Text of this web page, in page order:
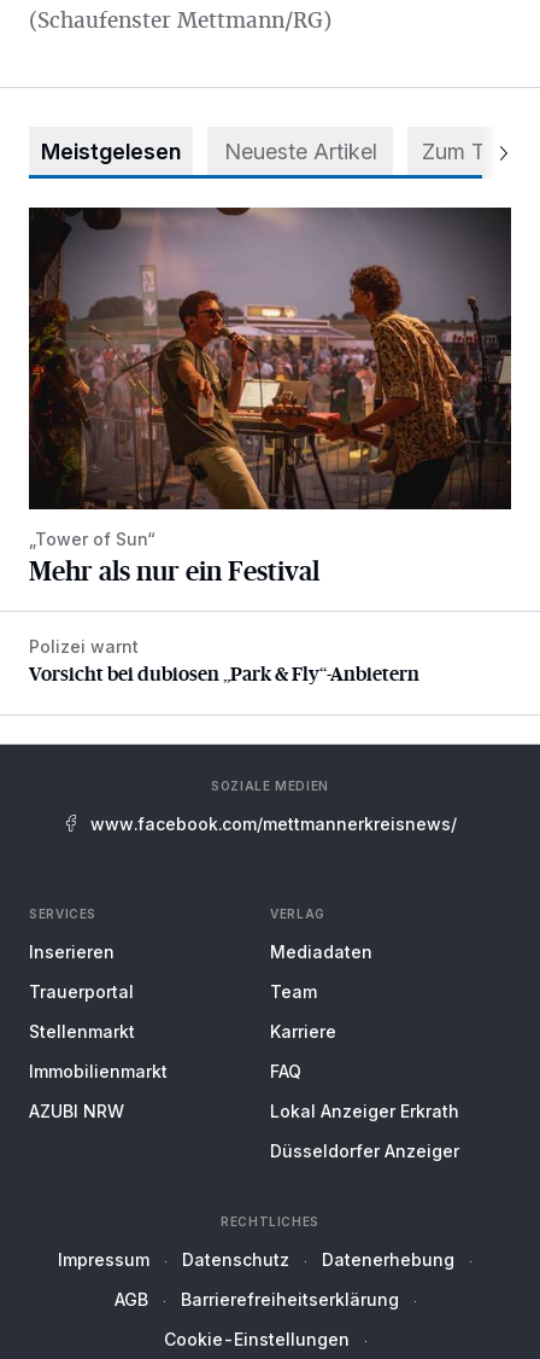
(Schaufenster Mettmann/RG)
Meistgelesen Neueste Artikel Zum Thema
Mehr als nur ein Festival
„Tower of Sun“
Mehr als nur ein Festival
Vorsicht bei dubiosen „Park & Fly“-Anbietern
Polizei warnt
Vorsicht bei dubiosen „Park & Fly“-Anbietern
SOZIALE MEDIEN
www.facebook.com/mettmannerkreisnews/
SERVICES
Inserieren
Trauerportal
Stellenmarkt
Immobilienmarkt
AZUBI NRW
VERLAG
Mediadaten
Team
Karriere
FAQ
Lokal Anzeiger Erkrath
Düsseldorfer Anzeiger
RECHTLICHES
Impressum Datenschutz
Datenerhebung
AGB
Barrierefreiheitserklärung
Cookie-Einstellungen